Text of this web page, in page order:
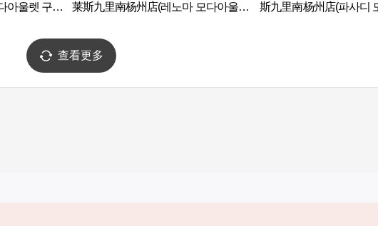
아울렛 구리
莱斯九里南杨州店(레노마 모다아울렛
斯九里南杨州店(파사디
查看更多